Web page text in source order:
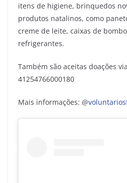
itens de higiene, brinquedos
produtos natalinos, como
creme de leite, caixas de
refrigerantes.
Também são aceitas doações
41254766000180
Mais informações: @